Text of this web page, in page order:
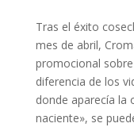
Tras el éxito
mes de abril,
promocional
diferencia de los
donde aparecía la
naciente», se